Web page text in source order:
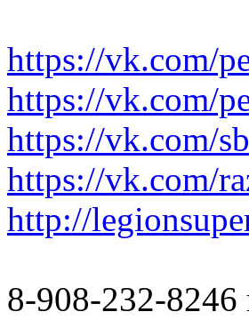
https://vk.com/
https://vk.com/
https://vk.com/
https://vk.com/
http://
8-908-232-